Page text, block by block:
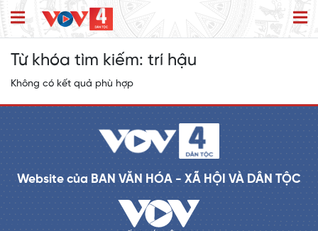
Từ khóa tìm kiếm: trí hậu
Không có kết quả phù hợp
Website của BAN VĂN HÓA - XÃ HỘI VÀ DÂN TỘC